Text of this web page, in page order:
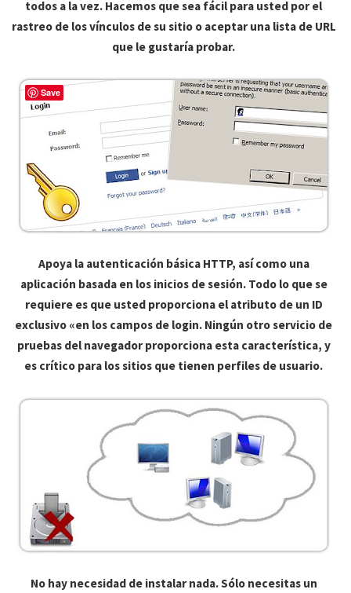
todos a la vez. Hacemos que sea fácil para usted por el
rastreo de los vínculos de su sitio o aceptar una lista de URL
que le gustaría probar.
Apoya la autenticación básica HTTP, así como una
aplicación basada en los inicios de sesión. Todo lo que se
requiere es que usted proporciona el atributo de un ID
exclusivo «en los campos de login. Ningún otro servicio de
pruebas del navegador proporciona esta característica, y
es crítico para los sitios que tienen perfiles de usuario.
No hay necesidad de instalar nada. Sólo necesitas un
Save